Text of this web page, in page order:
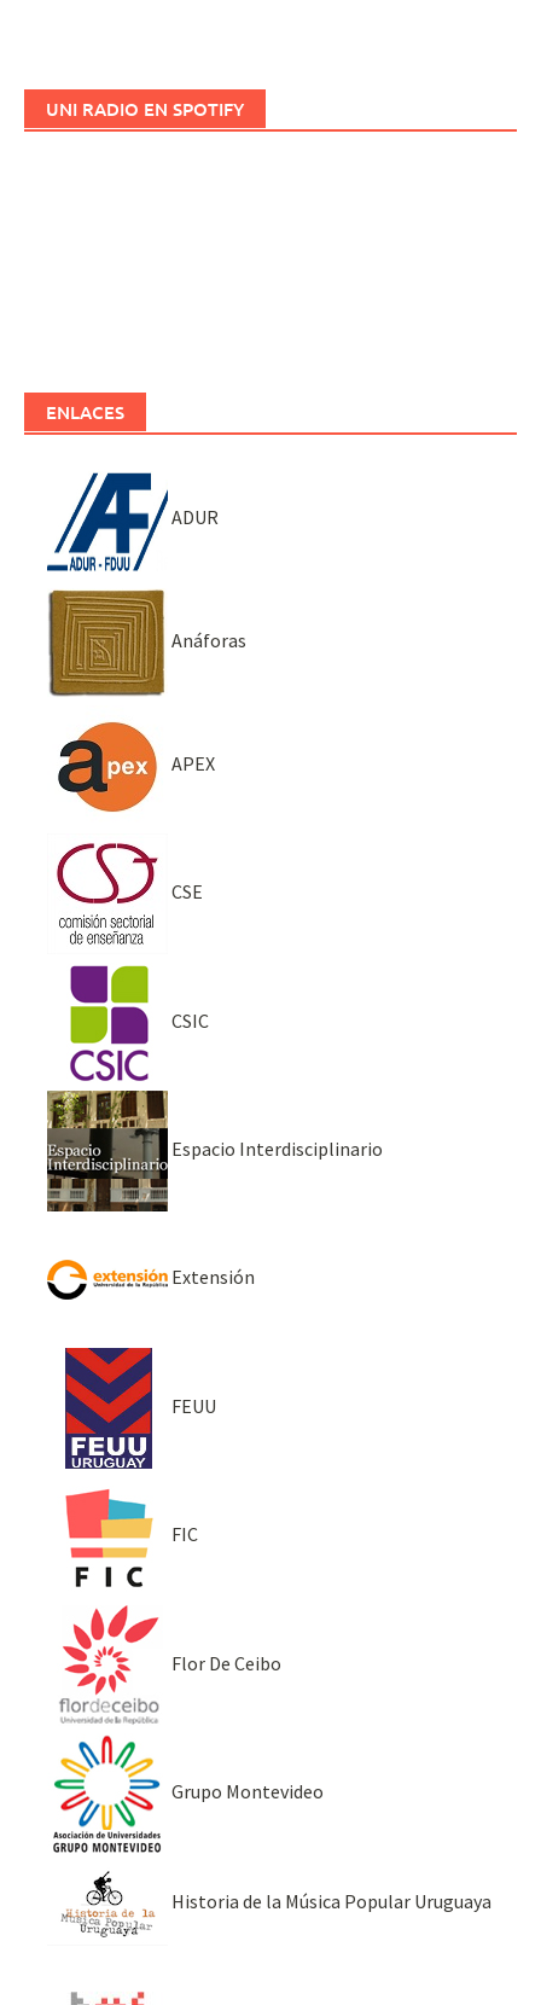
UNI RADIO EN SPOTIFY
ENLACES
ADUR
Anáforas
APEX
CSE
CSIC
Espacio Interdisciplinario
Extensión
FEUU
FIC
Flor De Ceibo
Grupo Montevideo
Historia de la Música Popular Uruguaya